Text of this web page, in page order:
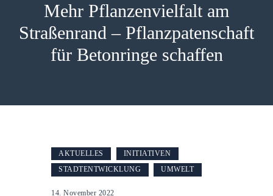
Mehr Pflanzenvielfalt am
Straßenrand – Pflanzpatenschaft
für Betonringe schaffen
AKTUELLES
INITIATIVEN
STADTENTWICKLUNG
UMWELT
14. November 2022